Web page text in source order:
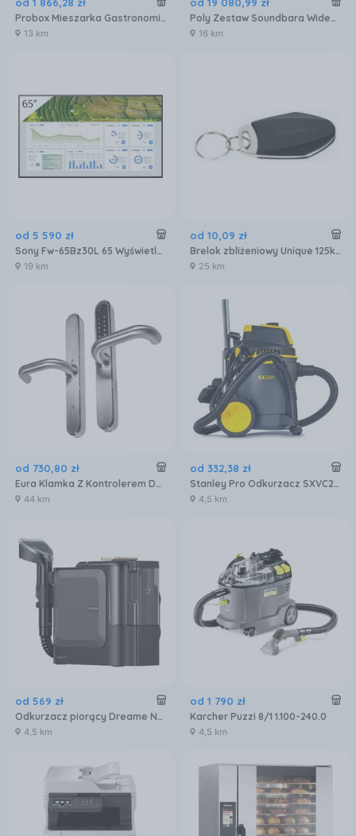
Probox Mieszarka Gastronomiczna Do Farszu 10L Pxtc8/Fme01
13 km
Poly Zestaw Soundbara Wideo Studio X72 All-In-One Z Kontrolerem Tc10 (DK_NR_AMA_944100)
16 km
od 5 590 zł
Sony Fw-65Bz30L 65 Wyświetlacz (FW65BZ30L)
19 km
od 10,09 zł
Brelok zbliżeniowy Unique 125kHz PRBRELOKCH3BU YOTOGI
25 km
od 730,80 zł
Eura Klamka Z Kontrolerem Dostepu Elh-30H4 Silver (61716)
44 km
od 332,38 zł
Stanley Pro Odkurzacz SXVC20PTE
4,5 km
od 569 zł
Odkurzacz piorący Dreame N20 Steam Czarny
4,5 km
od 1 790 zł
Karcher Puzzi 8/1 1.100-240.0
4,5 km